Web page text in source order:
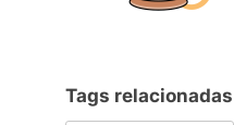
Tags relacionadas